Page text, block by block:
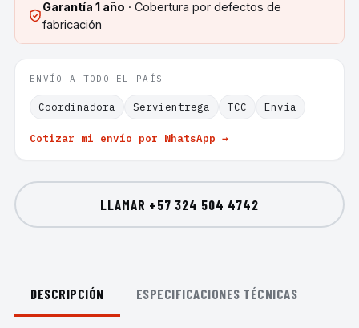
Garantía 1 año · Cobertura por defectos de
fabricación
ENVÍO A TODO EL PAÍS
Coordinadora Servientrega TCC Envía
Cotizar mi envío por WhatsApp →
LLAMAR +57 324 504 4742
DESCRIPCIÓN ESPECIFICACIONES TÉCNICAS